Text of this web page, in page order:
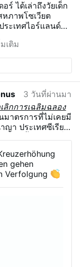
ร์ ได้เล่าถึงวัยเด็ก
ภาพโซเวียต
ระเทศไอร์แลนด์
เราจัดประชุมแบบ
ราะถูกตำรวจลับ
”
า (1897-1983)
ซึ่งทางการ
ระคริสต์ แต่เพียง
ดความสัมพันธ์กับ
ชชไนเดอร์กล่าว
“ค่ายกักกันหลาย
ชเพื่อหลีกเลี่ยง
เปิดเผยตัวตนใน
ชชไนเดอร์กล่าว
น ท่านจึงสามารถ
เติม
3 วันที่ผ่านมา
ลิกการเฉลิมฉลอง
มาตรการที่ไม่เคยมี
า ประเทศซีเรีย
ร์โธดอกซ์ คริสต
จักรเมลคิตกรีก
ลิมฉลองเทศกาล
งซายดนา และ
gehen
Verfolgung